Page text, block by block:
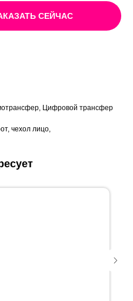
СЕЙЧАС
Цифровой трансфер
чехол лицо,